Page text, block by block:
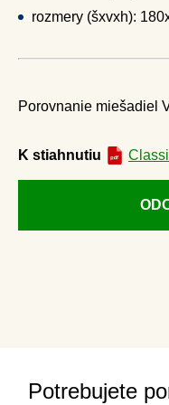
rozmery (šxvxh):
Porovnanie miešadiel
K stiahnutiu
Potrebujete